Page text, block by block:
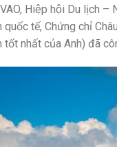
Hiệp hội Du lịch –
quốc tế, Chứng chỉ
tốt nhất của Anh) đã